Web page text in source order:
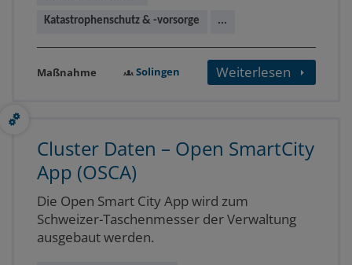
Katastrophenschutz & -vorsorge ...
Maßnahme Solingen Weiterlesen
Cluster Daten – Open SmartCity
App (OSCA)
Die Open Smart City App wird zum
Schweizer-Taschenmesser der Verwaltung
ausgebaut werden.